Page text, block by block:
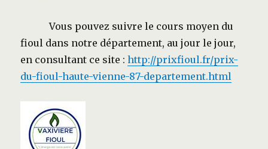
Vous pouvez suivre le cours moyen du
fioul dans notre département, au jour le jour,
en consultant ce site :http://prixfioul.fr/prix-
du-fioul-haute-vienne-87-departement.html